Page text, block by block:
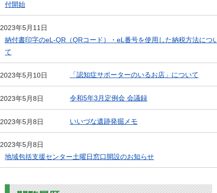
付開始
2023年5月11日
納付書印字のeL-QR（QRコード）・eL番号を使用した納税方法につ
て
2023年5月10日 「認知症サポーターのいるお店」について
2023年5月8日 令和5年3月定例会 会議録
2023年5月8日 いいづな遺跡発掘メモ
2023年5月8日
地域包括支援センター土曜日窓口開設のお知らせ